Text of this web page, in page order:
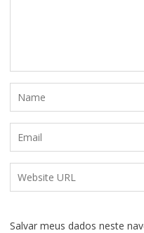
Salvar meus dados neste